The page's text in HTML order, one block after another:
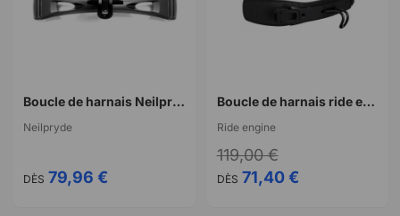
Boucle de harnais Neilpryde S1 WS Hook STD
Neilpryde
DÈS 79,96 €
Boucle de harnais ride engine windsurf fixed hook V
Ride engine
DÈS 71,40 €
119,00 €